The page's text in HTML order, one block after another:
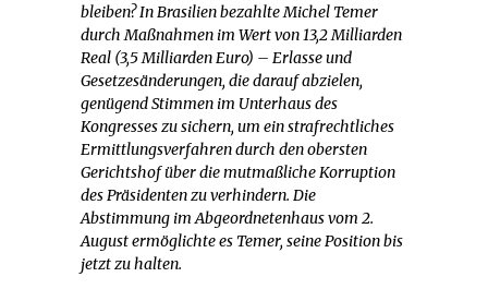
bleiben? In Brasilien bezahlte Michel Temer
durch Maßnahmen im Wert von 13,2 Milliarden
Real (3,5 Milliarden Euro) – Erlasse und
Gesetzesänderungen, die darauf abzielen,
genügend Stimmen im Unterhaus des
Kongresses zu sichern, um ein strafrechtliches
Ermittlungsverfahren durch den obersten
Gerichtshof über die mutmaßliche Korruption
des Präsidenten zu verhindern. Die
Abstimmung im Abgeordnetenhaus vom 2.
August ermöglichte es Temer, seine Position bis
jetzt zu halten.